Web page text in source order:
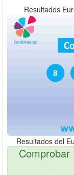
Resultados
Resultados del